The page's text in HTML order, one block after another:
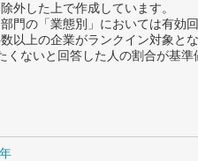
外した上で作成しています。
門の「業態別」においては有効
以上の企業がランクイン対象とな
ないと回答した人の割合が基準